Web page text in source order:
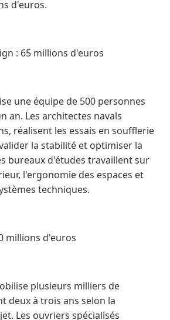
d'euros.
: 65 millions d'euros
une équipe de 500 personnes
an. Les architectes navals
réalisent les essais en soufflerie
la stabilité et optimiser la
bureaux d'études travaillent sur
l'ergonomie des espaces et
techniques.
millions d'euros
plusieurs milliers de
deux à trois ans selon la
Les ouvriers spécialisés